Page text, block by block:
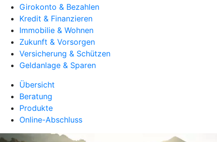
Girokonto & Bezahlen
Kredit & Finanzieren
Immobilie & Wohnen
Zukunft & Vorsorgen
Versicherung & Schützen
Geldanlage & Sparen
Übersicht
Beratung
Produkte
Online-Abschluss